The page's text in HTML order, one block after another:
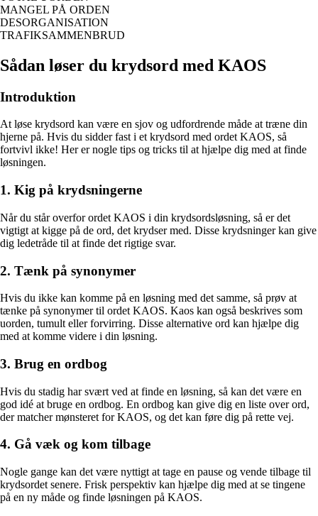
MANGEL PÅ ORDEN
DESORGANISATION
TRAFIKSAMMENBRUD
Sådan løser du krydsord med KAOS
Introduktion
At løse krydsord kan være en sjov og udfordrende måde at træne din
hjerne på. Hvis du sidder fast i et krydsord med ordet KAOS, så
fortvivl ikke! Her er nogle tips og tricks til at hjælpe dig med at finde
løsningen.
1. Kig på krydsningerne
Når du står overfor ordet KAOS i din krydsordsløsning, så er det
vigtigt at kigge på de ord, det krydser med. Disse krydsninger kan give
dig ledetråde til at finde det rigtige svar.
2. Tænk på synonymer
Hvis du ikke kan komme på en løsning med det samme, så prøv at
tænke på synonymer til ordet KAOS. Kaos kan også beskrives som
uorden, tumult eller forvirring. Disse alternative ord kan hjælpe dig
med at komme videre i din løsning.
3. Brug en ordbog
Hvis du stadig har svært ved at finde en løsning, så kan det være en
god idé at bruge en ordbog. En ordbog kan give dig en liste over ord,
der matcher mønsteret for KAOS, og det kan føre dig på rette vej.
4. Gå væk og kom tilbage
Nogle gange kan det være nyttigt at tage en pause og vende tilbage til
krydsordet senere. Frisk perspektiv kan hjælpe dig med at se tingene
på en ny måde og finde løsningen på KAOS.